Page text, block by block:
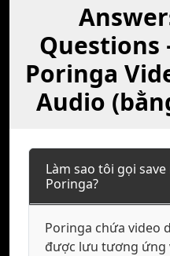
Poringa
Audio
Làm sao tôi gọi
Poringa?
Poringa chứa video
được lưu tương ứng